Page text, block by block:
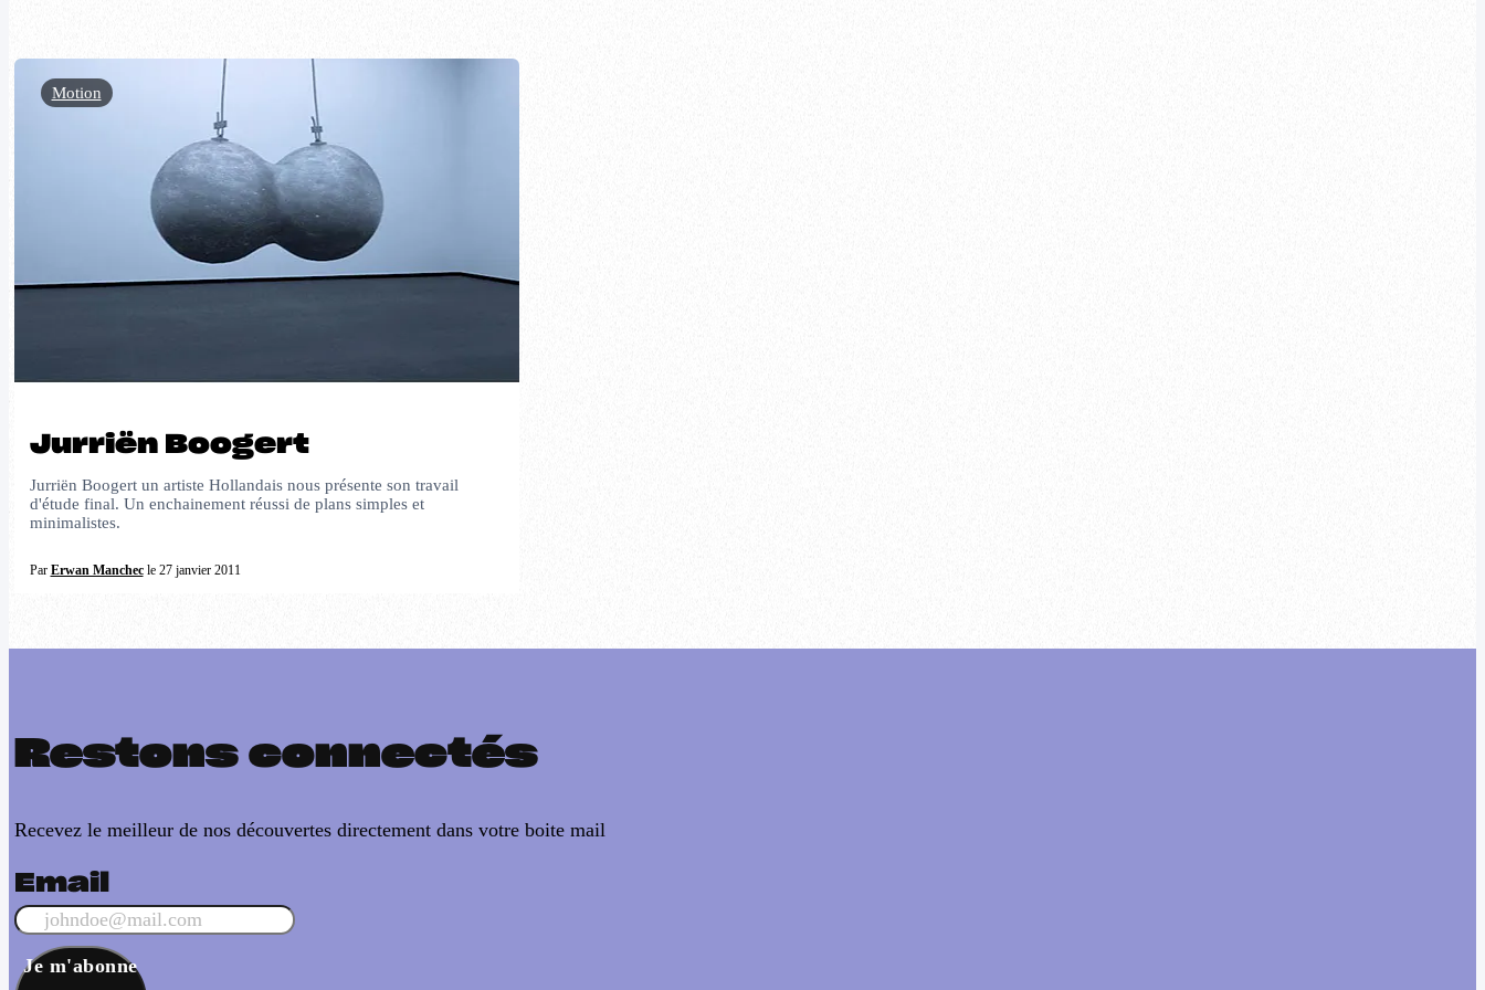
Jurriën Boogert
Jurriën Boogert un artiste Hollandais nous présente son travail
d'étude final. Un enchainement réussi de plans simples et
minimalistes.
Par Erwan Manchecle 27 janvier 2011
Motion
Restons connectés
Recevez le meilleur de nos découvertes directement dans votre boite mail
Email
Je m'abonne